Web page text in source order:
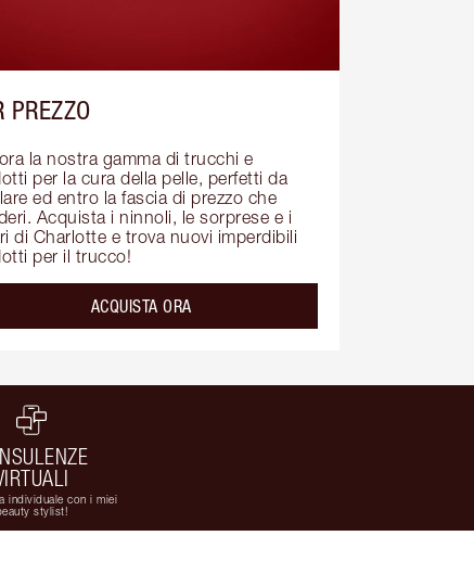
PREZZO
la nostra gamma di trucchi e
per la cura della pelle, perfetti da
ed entro la fascia di prezzo che
Acquista i ninnoli, le sorprese e i
di Charlotte e trova nuovi imperdibili
per il trucco!
ACQUISTA ORA
individuale con i miei
stylist!